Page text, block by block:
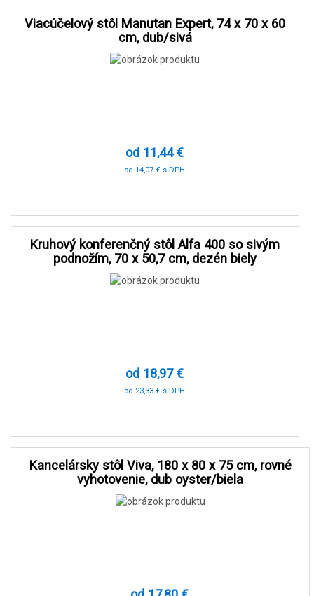
Viacúčelový stôl Manutan Expert, 74 x 70 x 60
cm, dub/sivá
od 11,44 €
od 14,07 € s DPH
Kruhový konferenčný stôl Alfa 400 so sivým
podnožím, 70 x 50,7 cm, dezén biely
od 18,97 €
od 23,33 € s DPH
Kancelársky stôl Viva, 180 x 80 x 75 cm, rovné
vyhotovenie, dub oyster/biela